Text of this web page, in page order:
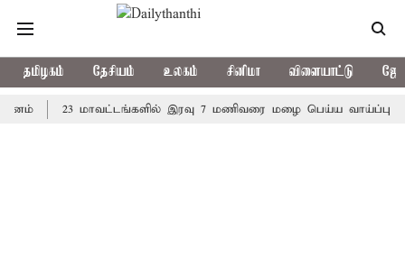
தமிழகம் தேசியம் உலகம் சினிமா விளையாட்டு
23 மாவட்டங்களில் இரவு 7 மணிவரை மழை பெய்ய வாய்ப்பு